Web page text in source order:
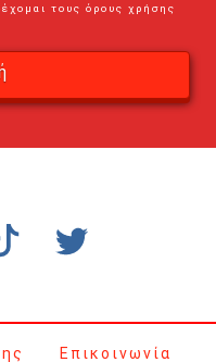
τους όρους χρήσης
Επικοινωνία